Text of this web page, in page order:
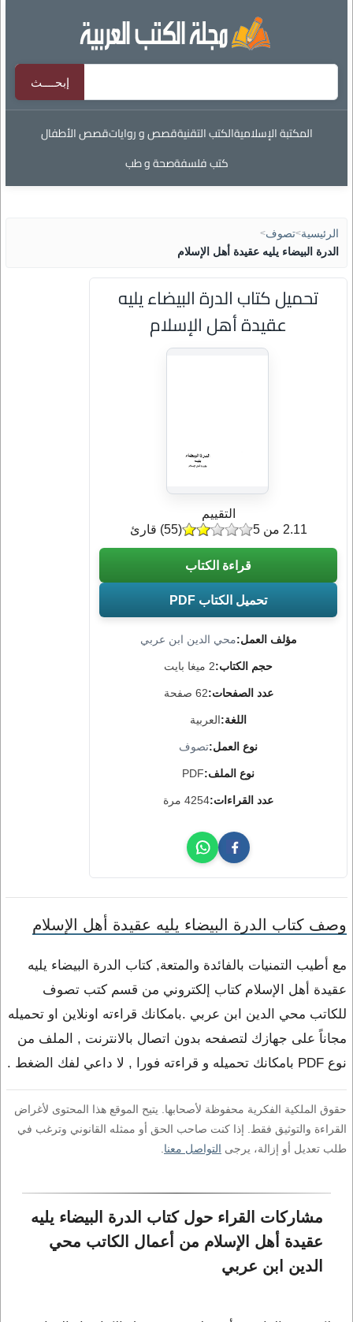
المكتبة الإسلاميةالكتب التقنيةقصص و رواياتقصص الأطفال
كتب فلسفةصحة و طب
الرئيسية>تصوف>
الدرة البيضاء يليه عقيدة أهل الإسلام
تحميل كتاب الدرة البيضاء يليه
عقيدة أهل الإسلام
مؤلف العمل:محي الدين ابن عربي
حجم الكتاب:2 ميغا بايت
عدد الصفحات:62 صفحة
اللغة:العربية
نوع العمل:تصوف
نوع الملف:PDF
عدد القراءات:4254 مرة
التقييم
(
55) قارئ 2.11 من 5
قراءة الكتاب
تحميل الكتاب PDF
وصف كتاب الدرة البيضاء يليه عقيدة أهل الإسلام
مع أطيب التمنيات بالفائدة والمتعة, كتاب الدرة البيضاء يليه
عقيدة أهل الإسلام كتاب إلكتروني من قسم كتب تصوف
للكاتب محي الدين ابن عربي .بامكانك قراءته اونلاين او تحميله
مجاناً على جهازك لتصفحه بدون اتصال بالانترنت , الملف من
نوع PDF بامكانك تحميله و قراءته فورا , لا داعي لفك الضغط .
حقوق الملكية الفكرية محفوظة لأصحابها. يتيح الموقع هذا المحتوى لأغراض
القراءة والتوثيق فقط. إذا كنت صاحب الحق أو ممثله القانوني وترغب في
طلب تعديل أو إزالة، يرجى التواصل معنا
مشاركات القراء حول كتاب الدرة البيضاء يليه
عقيدة أهل الإسلام من أعمال الكاتب محي
الدين ابن عربي